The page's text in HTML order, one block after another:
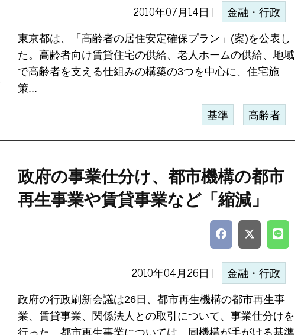
2010年07月14日 | 金融・行政
東京都は、「高齢者の居住安定確保プラン」(案)を公表し
た。高齢者向け賃貸住宅の供給、老人ホームの供給、地域
で高齢者を支える仕組みの構築の3つを中心に、住宅施
策...
基準 高齢者
政府の事業仕分け、都市機構の都市
再生事業や賃貸事業など「縮減」
2010年04月26日 | 金融・行政
政府の行政刷新会議は26日、都市再生機構の都市再生事
業、賃貸事業、関係法人との取引について、事業仕分けを
行った。都市再生事業については、同機構が手がける基準